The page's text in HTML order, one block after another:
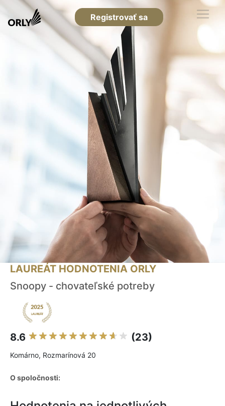
Registrovať sa
LAUREÁT HODNOTENIA ORLY
Snoopy - chovateľské potreby
8.6 (23)
Komárno, Rozmarínová 20
O spoločnosti: